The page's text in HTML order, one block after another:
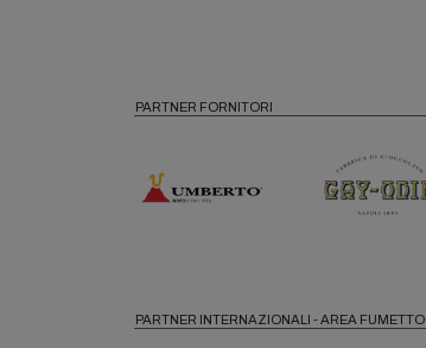
PARTNER FORNITORI
PARTNER INTERNAZIONALI - AREA FUMETTO